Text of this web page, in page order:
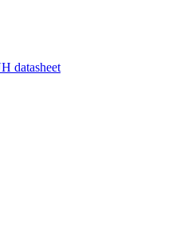
datasheet